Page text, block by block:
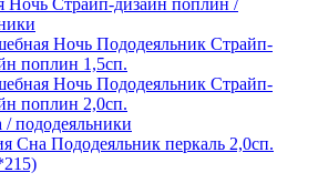
Ночь Страйп-дизайн поплин /
Ночь Пододеяльник Страйп-
поплин 1,5сп.
Ночь Пододеяльник Страйп-
поплин 2,0сп.
пододеяльники
Сна Пододеяльник перкаль 2,0сп.